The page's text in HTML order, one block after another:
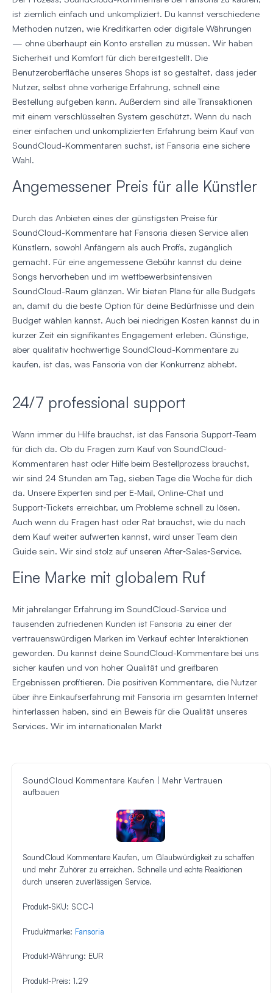
ist ziemlich einfach und unkompliziert. Du kannst verschiedene
Methoden nutzen, wie Kreditkarten oder digitale Währungen
— ohne überhaupt ein Konto erstellen zu müssen. Wir haben
Sicherheit und Komfort für dich bereitgestellt. Die
Benutzeroberfläche unseres Shops ist so gestaltet, dass jeder
Nutzer, selbst ohne vorherige Erfahrung, schnell eine
Bestellung aufgeben kann. Außerdem sind alle Transaktionen
mit einem verschlüsselten System geschützt. Wenn du nach
einer einfachen und unkomplizierten Erfahrung beim Kauf von
SoundCloud-Kommentaren suchst, ist Fansoria eine sichere
Wahl.
Angemessener Preis für alle Künstler
Durch das Anbieten eines der günstigsten Preise für
SoundCloud-Kommentare hat Fansoria diesen Service allen
Künstlern, sowohl Anfängern als auch Profis, zugänglich
gemacht. Für eine angemessene Gebühr kannst du deine
Songs hervorheben und im wettbewerbsintensiven
SoundCloud-Raum glänzen. Wir bieten Pläne für alle Budgets
an, damit du die beste Option für deine Bedürfnisse und dein
Budget wählen kannst. Auch bei niedrigen Kosten kannst du in
kurzer Zeit ein signifikantes Engagement erleben. Günstige,
aber qualitativ hochwertige SoundCloud-Kommentare zu
kaufen, ist das, was Fansoria von der Konkurrenz abhebt.
24/7 professional support
Wann immer du Hilfe brauchst, ist das Fansoria Support-Team
für dich da. Ob du Fragen zum Kauf von SoundCloud-
Kommentaren hast oder Hilfe beim Bestellprozess brauchst,
wir sind 24 Stunden am Tag, sieben Tage die Woche für dich
da. Unsere Experten sind per E‑Mail, Online‑Chat und
Support‑Tickets erreichbar, um Probleme schnell zu lösen.
Auch wenn du Fragen hast oder Rat brauchst, wie du nach
dem Kauf weiter aufwerten kannst, wird unser Team dein
Guide sein. Wir sind stolz auf unseren After‑Sales‑Service.
Eine Marke mit globalem Ruf
Mit jahrelanger Erfahrung im SoundCloud-Service und
tausenden zufriedenen Kunden ist Fansoria zu einer der
vertrauenswürdigen Marken im Verkauf echter Interaktionen
geworden. Du kannst deine SoundCloud-Kommentare bei uns
sicher kaufen und von hoher Qualität und greifbaren
Ergebnissen profitieren. Die positiven Kommentare, die Nutzer
über ihre Einkaufserfahrung mit Fansoria im gesamten Internet
hinterlassen haben, sind ein Beweis für die Qualität unseres
Services. Wir im internationalen Markt
SoundCloud Kommentare Kaufen | Mehr Vertrauen
aufbauen
SoundCloud Kommentare Kaufen, um Glaubwürdigkeit zu schaffen
und mehr Zuhörer zu erreichen. Schnelle und echte Reaktionen
durch unseren zuverlässigen Service.
Produkt-SKU: SCC-1
Pruduktmarke: Fansoria
Produkt-Währung: EUR
Produkt-Preis: 1.29